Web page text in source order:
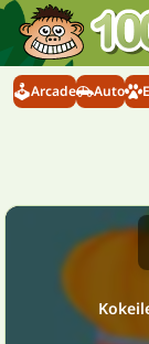
Arcade Auto